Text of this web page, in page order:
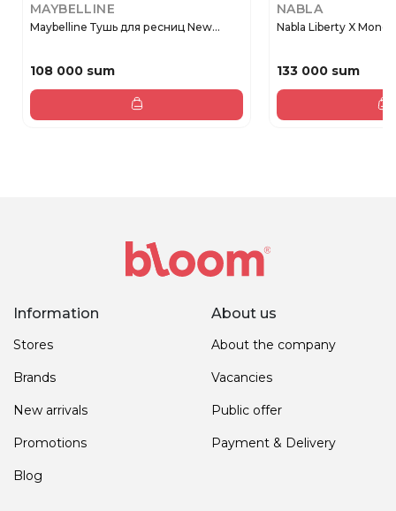
MAYBELLINE
Maybelline Тушь для ресниц New...
108 000 sum
NABLA
Nabla Liberty X Mono
133 000 sum
Information
Stores
Brands
New arrivals
Promotions
Blog
About us
About the company
Vacancies
Public offer
Payment & Delivery